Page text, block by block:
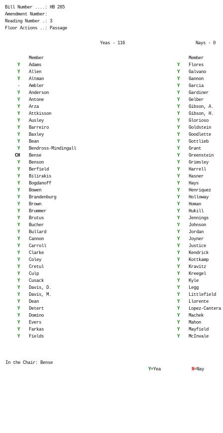
Bill Number ....: HB 285
Amendment Number:
Reading Number .: 3
Floor Actions ..: Passage
Yeas - 116 Nays - 0
Member
Y
Adams
Y
Allen
Y
Altman
-
Ambler
Y
Anderson
Y
Antone
Y
Arza
Y
Attkisson
Y
Ausley
Y
Barreiro
Y
Baxley
Y
Bean
Y
Bendross-Mindingall
CH
Bense
Y
Benson
Y
Berfield
Y
Bilirakis
Y
Bogdanoff
Y
Bowen
Y
Brandenburg
Y
Brown
Y
Brummer
Y
Brutus
Y
Bucher
Y
Bullard
Y
Cannon
Y
Carroll
Y
Clarke
Y
Coley
Y
Cretul
Y
Culp
Y
Cusack
Y
Davis, D.
Y
Davis, M.
Y
Dean
Y
Detert
Y
Domino
Y
Evers
Y
Farkas
Y
Fields
Member
Y
Flores
Y
Galvano
Y
Gannon
Y
Garcia
Y
Gardiner
Y
Gelber
Y
Gibson, A.
Y
Gibson, H.
Y
Glorioso
Y
Goldstein
Y
Goodlette
Y
Gottlieb
Y
Grant
Y
Greenstein
Y
Grimsley
Y
Harrell
Y
Hasner
Y
Hays
Y
Henriquez
Y
Holloway
Y
Homan
Y
Hukill
Y
Jennings
Y
Johnson
Y
Jordan
Y
Joyner
Y
Justice
Y
Kendrick
Y
Kottkamp
Y
Kravitz
Y
Kreegel
Y
Kyle
Y
Legg
Y
Littlefield
Y
Llorente
Y
Lopez-Cantera
Y
Machek
Y
Mahon
Y
Mayfield
Y
McInvale
In the Chair: Bense
Y=Yea N=Nay